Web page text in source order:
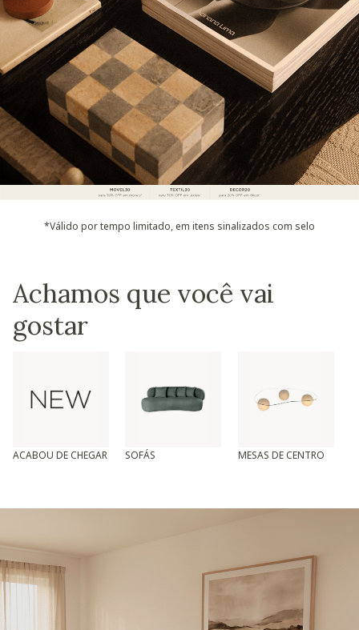
*Válido por tempo limitado, em itens sinalizados com selo
Achamos que você vai
gostar
ACABOU DE CHEGAR SOFÁS MESAS DE CENTRO